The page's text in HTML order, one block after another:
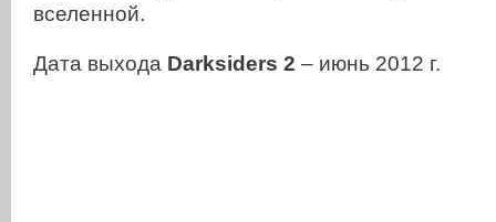
вселенной.
Дата выхода Darksiders 2 – июнь 2012 г.